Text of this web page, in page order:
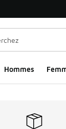
Hommes